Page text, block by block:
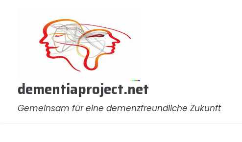
dementiaproject.net
Gemeinsam für eine demenzfreundliche Zukunft